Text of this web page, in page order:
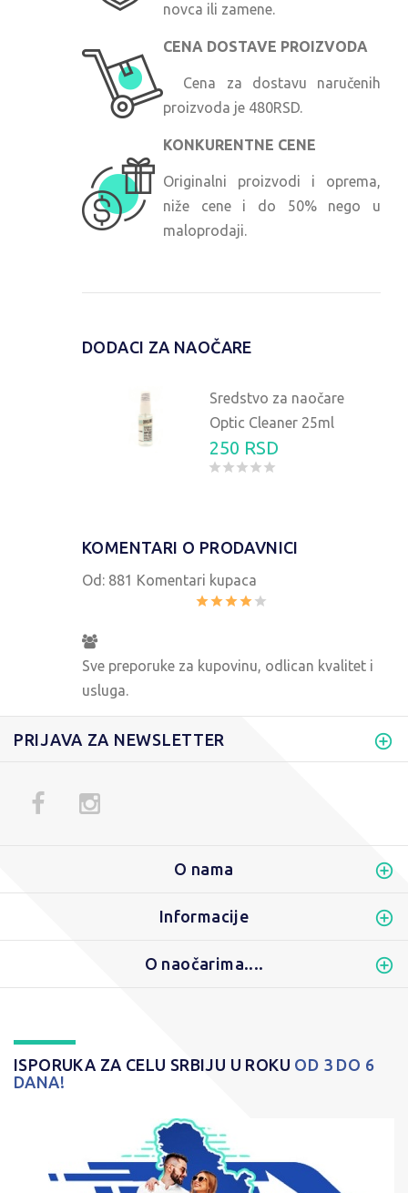
novca ili zamene.
CENA DOSTAVE PROIZVODA
Cena za dostavu naručenih
proizvoda je 480RSD.
KONKURENTNE CENE
Originalni proizvodi i oprema,
niže cene i do 50% nego u
maloprodaji.
DODACI ZA NAOČARE
Sredstvo za naočare
Optic Cleaner 25ml
250 RSD
KOMENTARI O PRODAVNICI
Od: 881 Komentari kupaca
Sve preporuke za kupovinu, odlican kvalitet i
usluga.
PRIJAVA ZA NEWSLETTER
O nama
Informacije
O naočarima....
ISPORUKA ZA CELU SRBIJU U ROKU OD 3 DO 6
DANA!